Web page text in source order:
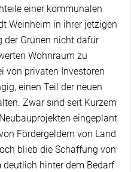
einer kommunalen
Weinheim in ihrer jetzigen
Grünen nicht dafür
Wohnraum zu
von privaten Investoren
einen Teil der neuen
Zwar sind seit Kurzem
eingeplant
Fördergeldern von Land
blieb die Schaffung von
deutlich hinter dem Bedarf